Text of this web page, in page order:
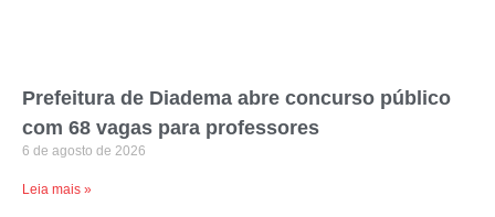
Prefeitura de Diadema abre concurso público
com 68 vagas para professores
6 de agosto de 2026
Leia mais »